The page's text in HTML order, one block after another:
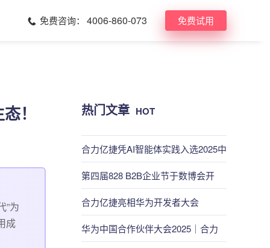
免费咨询： 4006-860-073 免费试用
！
”为
成
热门文章 HOT
合力亿捷凭AI智能体实践入选2025中
国高成长企业榜，成AI规模化落地高
效样本！
第四届828 B2B企业节于数博会开
幕，华为云携手合力亿捷共筑数智服
务新生态
合力亿捷亮相华为开发者大会
2025，携手共绘AI Agent智能服务新
华为中国合作伙伴大会2025｜合力